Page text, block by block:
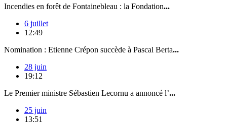
Incendies en forêt de Fontainebleau : la Fondation...
6 juillet
12:49
Nomination : Etienne Crépon succède à Pascal Berta...
28 juin
19:12
Le Premier ministre Sébastien Lecornu a annoncé l’...
25 juin
13:51